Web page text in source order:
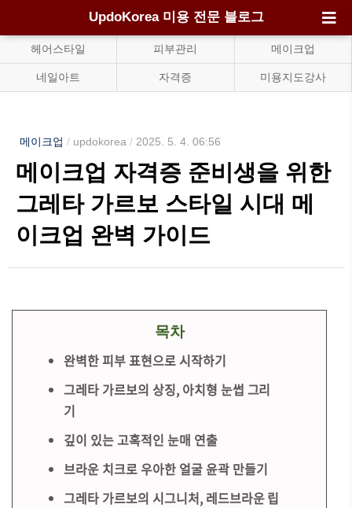
UpdoKorea 미용 전문 블로그
헤어스타일 피부관리 메이크업
네일아트 자격증 미용지도강사
메이크업 / updokorea / 2025. 5. 4. 06:56
메이크업 자격증 준비생을 위한
그레타 가르보 스타일 시대 메
이크업 완벽 가이드
목차
완벽한 피부 표현으로 시작하기
그레타 가르보의 상징, 아치형 눈썹 그리
기
깊이 있는 고혹적인 눈매 연출
브라운 치크로 우아한 얼굴 윤곽 만들기
그레타 가르보의 시그니처, 레드브라운 립